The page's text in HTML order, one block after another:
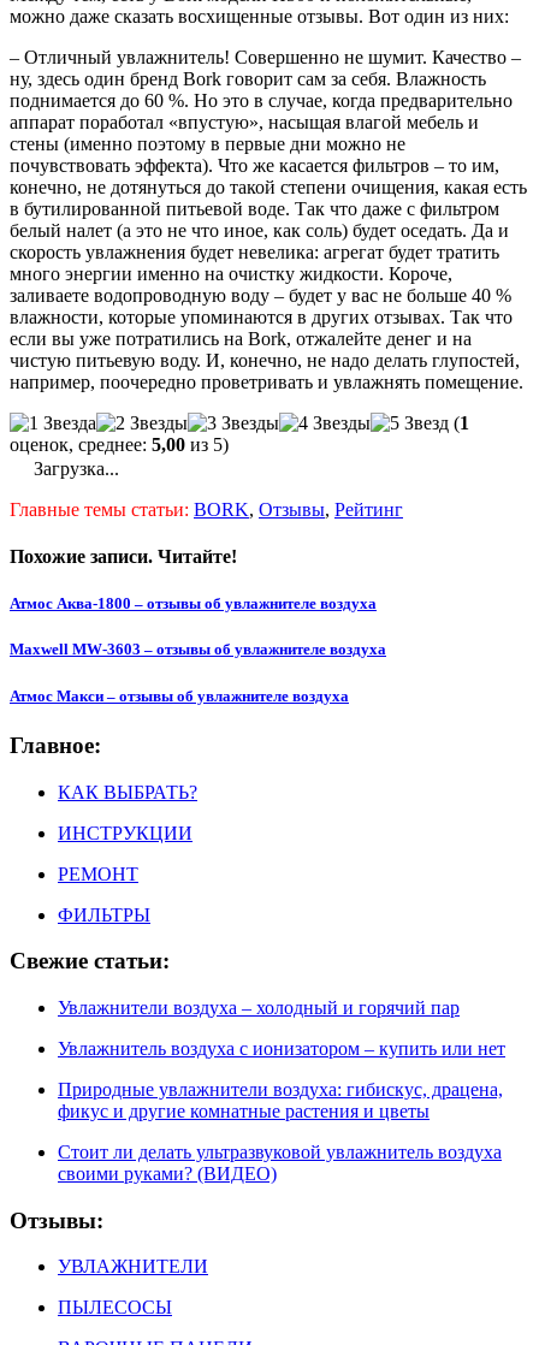
можно даже сказать восхищенные отзывы. Вот один из них:
– Отличный увлажнитель! Совершенно не шумит. Качество –
ну, здесь один бренд Bork говорит сам за себя. Влажность
поднимается до 60 %. Но это в случае, когда предварительно
аппарат поработал «впустую», насыщая влагой мебель и
стены (именно поэтому в первые дни можно не
почувствовать эффекта). Что же касается фильтров – то им,
конечно, не дотянуться до такой степени очищения, какая есть
в бутилированной питьевой воде. Так что даже с фильтром
белый налет (а это не что иное, как соль) будет оседать. Да и
скорость увлажнения будет невелика: агрегат будет тратить
много энергии именно на очистку жидкости. Короче,
заливаете водопроводную воду – будет у вас не больше 40 %
влажности, которые упоминаются в других отзывах. Так что
если вы уже потратились на Bork, отжалейте денег и на
чистую питьевую воду. И, конечно, не надо делать глупостей,
например, поочередно проветривать и увлажнять помещение.
(1
оценок, среднее: 5,00 из 5)
Загрузка...
Главные темы статьи: BORK, Отзывы, Рейтинг
Похожие записи. Читайте!
Атмос Аква-1800 – отзывы об увлажнителе воздуха
Maxwell MW-3603 – отзывы об увлажнителе воздуха
Атмос Макси – отзывы об увлажнителе воздуха
Главное:
КАК ВЫБРАТЬ?
ИНСТРУКЦИИ
РЕМОНТ
ФИЛЬТРЫ
Свежие статьи:
Увлажнители воздуха – холодный и горячий пар
Увлажнитель воздуха с ионизатором – купить или нет
Природные увлажнители воздуха: гибискус, драцена,
фикус и другие комнатные растения и цветы
Стоит ли делать ультразвуковой увлажнитель воздуха
своими руками? (ВИДЕО)
Отзывы:
УВЛАЖНИТЕЛИ
ПЫЛЕСОСЫ